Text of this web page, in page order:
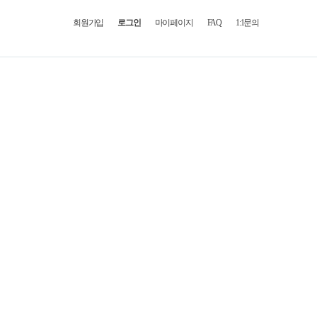
회원가입 로그인 마이페이지 FAQ 1:1문의